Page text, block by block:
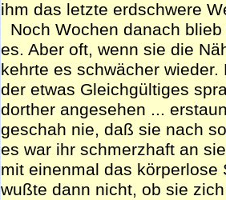
ihm das letzte erdschwere
Noch Wochen danach
es. Aber oft, wenn sie die
kehrte es schwächer
der etwas Gleichgültiges
dorther angesehen ...
geschah nie, daß sie nach
es war ihr schmerzhaft an
mit einenmal das
wußte dann nicht, ob sie